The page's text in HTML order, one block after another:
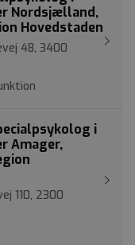
Nordsjælland,
Hovedstaden
48, 3400
i
Amager,
110, 2300